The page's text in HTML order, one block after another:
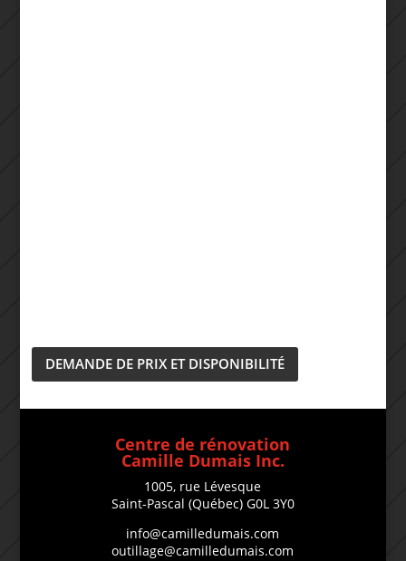
DEMANDE DE PRIX ET DISPONIBILITÉ
Centre de rénovation
Camille Dumais Inc.
1005, rue Lévesque
Saint-Pascal (Québec) G0L 3Y0
info@camilledumais.com
outillage@camilledumais.com